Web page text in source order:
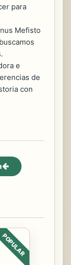
para
Mefisto
e
de
con
POPULAR